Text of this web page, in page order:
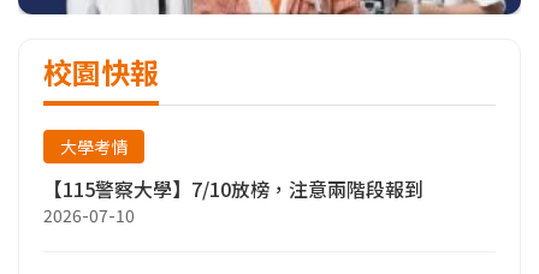
校園快報
大學考情
【115警察大學】7/10放榜，注意兩階段報到
2026-07-10